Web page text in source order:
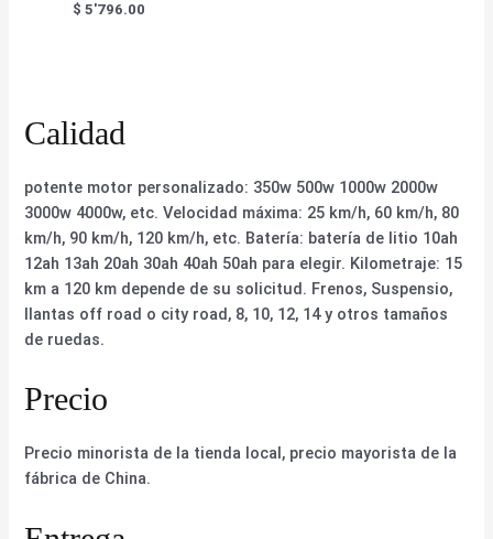
$ 5'796.00
Calidad
potente motor personalizado: 350w 500w 1000w 2000w
3000w 4000w, etc. Velocidad máxima: 25 km/h, 60 km/h, 80
km/h, 90 km/h, 120 km/h, etc. Batería: batería de litio 10ah
12ah 13ah 20ah 30ah 40ah 50ah para elegir. Kilometraje: 15
km a 120 km depende de su solicitud. Frenos, Suspensio,
llantas off road o city road, 8, 10, 12, 14 y otros tamaños
de ruedas.
Precio
Precio minorista de la tienda local, precio mayorista de la
fábrica de China.